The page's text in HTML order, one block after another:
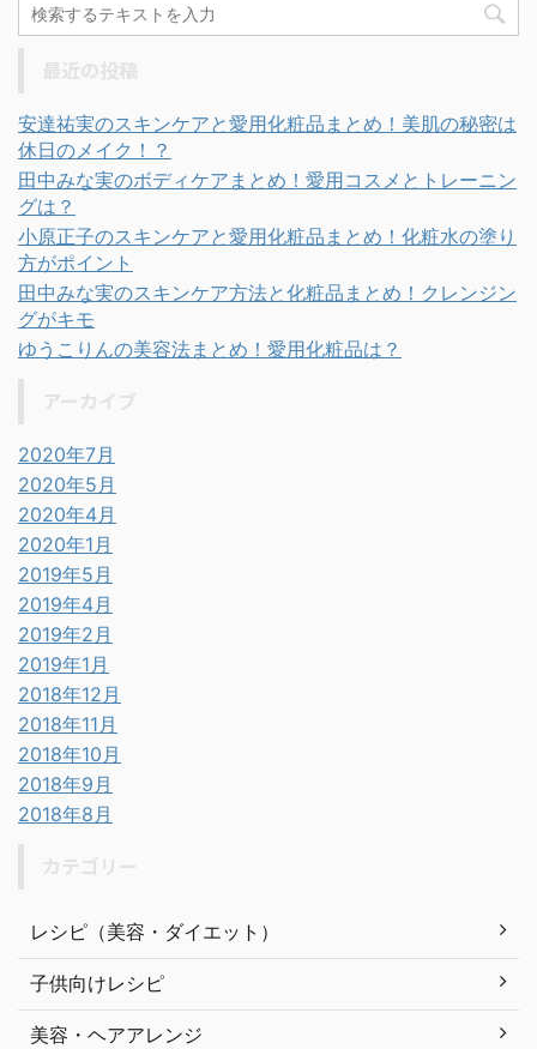
安達祐実のスキンケアと愛用化粧品まとめ！美肌の秘密は
休日のメイク！？
田中みな実のボディケアまとめ！愛用コスメとトレーニン
グは？
小原正子のスキンケアと愛用化粧品まとめ！化粧水の塗り
方がポイント
田中みな実のスキンケア方法と化粧品まとめ！クレンジン
グがキモ
ゆうこりんの美容法まとめ！愛用化粧品は？
2020年7月
2020年5月
2020年4月
2020年1月
2019年5月
2019年4月
2019年2月
2019年1月
2018年12月
2018年11月
2018年10月
2018年9月
2018年8月
レシピ（美容・ダイエット）
子供向けレシピ
美容・ヘアアレンジ